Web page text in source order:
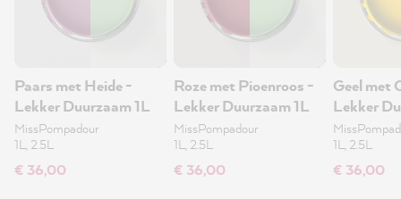
Paars met Heide -
Lekker Duurzaam 1L
MissPompadour
1L, 2.5L
€ 36,00
Roze met Pioenroos -
Lekker Duurzaam 1L
MissPompadour
1L, 2.5L
€ 36,00
Geel met
Lekker
1L, 2.5L
€ 36,00